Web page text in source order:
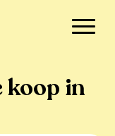
koop in